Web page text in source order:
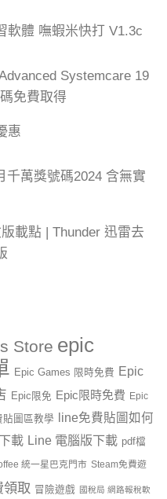
軟體 嘸蝦米快打 V1.3c
Systemcare 19
免費取得
惠
千萬獎號碼2024 含無實
載點 | Thunder 迅雷去
Store epic
Epic Games 限時免費 Epic
Epic限免 Epic限時免費 Epic
貼圖區教學
line免費貼圖如何
載 Line 電腦版下載 pdf檔
統一星巴克門市 Steam免費遊
領取 冒險遊戲 國稅局 網路報稅軟